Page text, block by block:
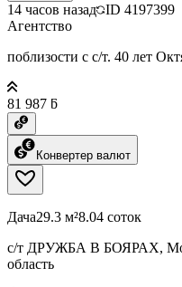
14 часов назад ID 4197399
Агентство
поблизости с с/т. 40 лет
81 987 ƃ
Конвертер валют
Дача29.3 м²8.04 соток
с/т ДРУЖБА В БОЯРАХ,
область